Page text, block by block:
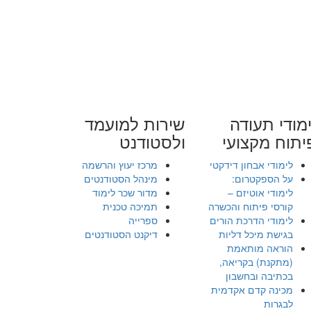
תעודה
מקצועי
לימודי אבחון דידקטי
על הספקטרום:
לימודי אוטיזם –
קורסי פיתוח והכשרה
לימודי הדרכת הורים
בגישת מיכל דליות
הוראה מותאמת
(מתקנת) בקריאה,
בכתיבה ובחשבון
מכינה קדם אקדמית
לבגרות
שירות למועמד
ולסטודנט
מרכז יעוץ והרשמה
מינהל הסטודנטים
מדור שכר לימוד
תמיכה טכנית
ספרייה
דיקנט הסטודנטים